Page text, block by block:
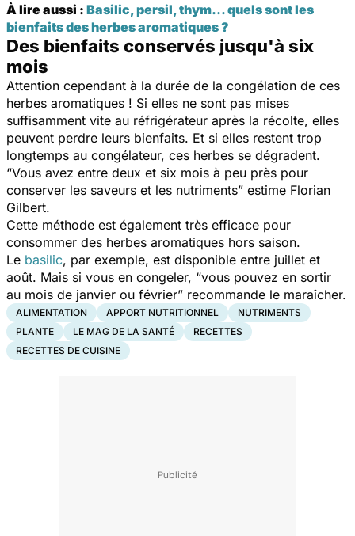
À lire aussi : Basilic, persil, thym... quels sont les
bienfaits des herbes aromatiques ?
Des bienfaits conservés jusqu'à six
mois
Attention cependant à la durée de la congélation de ces
herbes aromatiques ! Si elles ne sont pas mises
suffisamment vite au réfrigérateur après la récolte, elles
peuvent perdre leurs bienfaits. Et si elles restent trop
longtemps au congélateur, ces herbes se dégradent.
“Vous avez entre deux et six mois à peu près pour
conserver les saveurs et les nutriments” estime Florian
Gilbert.
Cette méthode est également très efficace pour
consommer des herbes aromatiques hors saison.
Le basilic, par exemple, est disponible entre juillet et
août. Mais si vous en congeler, “vous pouvez en sortir
au mois de janvier ou février” recommande le maraîcher.
ALIMENTATION APPORT NUTRITIONNEL
NUTRIMENTS
PLANTE
LE MAG DE LA SANTÉ
RECETTES
RECETTES DE CUISINE